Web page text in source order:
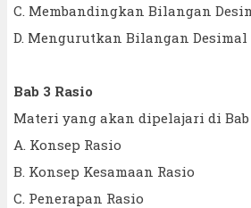
C. Membandingkan Bilangan
D. Mengurutkan Bilangan Desimal
Bab 3 Rasio
Materi yang akan dipelajari di Bab
A. Konsep Rasio
B. Konsep Kesamaan Rasio
C. Penerapan Rasio